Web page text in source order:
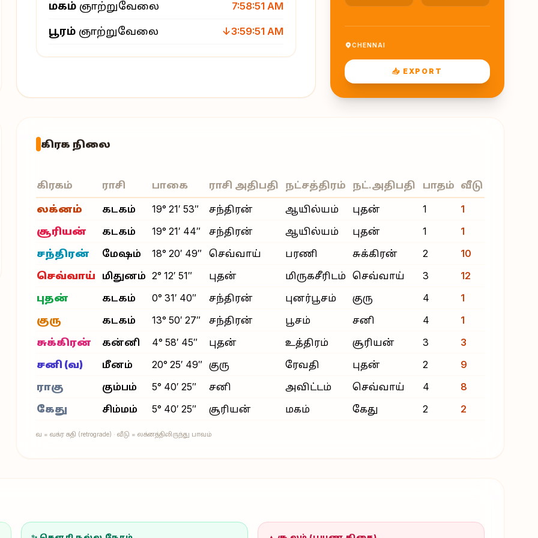
மகம்ஞாற்றுவேலை 7:58:51 AM
பூரம்ஞாற்றுவேலை ↓3:59:51 AM
CHENNAI
📥 EXPORT
கிரக நிலை
கிரகம் ராசி பாகை ராசி அதிபதி நட்சத்திரம் நட்.அதிபதி பாதம் வீடு
லக்னம்
கடகம் 19° 21′ 53″ சந்திரன் ஆயில்யம் புதன் 1
1
சூரியன்
கடகம் 19° 21′ 44″ சந்திரன் ஆயில்யம் புதன் 1
1
சந்திரன்
மேஷம் 18° 20′ 49″ செவ்வாய் பரணி சுக்கிரன் 2
10
செவ்வாய்
மிதுனம் 2° 12′ 51″ புதன் மிருகசீரிடம் செவ்வாய் 3
12
புதன்
கடகம் 0° 31′ 40″ சந்திரன் புனர்பூசம் குரு 4
1
குரு
கடகம் 13° 50′ 27″ சந்திரன் பூசம் சனி 4
1
சுக்கிரன்
கன்னி 4° 58′ 45″ புதன் உத்திரம் சூரியன் 3
3
சனி (வ)
மீனம் 20° 25′ 49″ குரு ரேவதி புதன் 2
9
ராகு
கும்பம் 5° 40′ 25″ சனி அவிட்டம் செவ்வாய் 4
8
கேது
சிம்மம் 5° 40′ 25″ சூரியன் மகம் கேது 2 2
வ = வக்ர கதி (retrograde) · வீடு = லக்னத்திலிருந்து பாவம்